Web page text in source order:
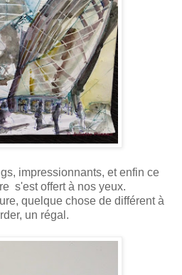
impressionnants, et enfin ce
s'est offert à nos yeux.
quelque chose de différent à
un régal.